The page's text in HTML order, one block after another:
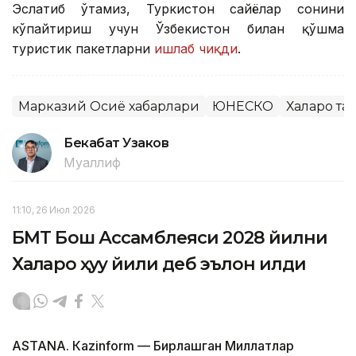
Эслатиб ўтамиз, Туркистон сайёҳлар сонини
кўпайтириш учун Ўзбекистон билан қўшма
туристик пакетларни ишлаб чиқди.
Марказий Осиё хабарлари ЮНЕСКО Халқаро
Бекабат Узаков
Муаллиф
11:10, 26 Июл 2026
БМТ Бош Ассамблеяси 2028 йилни
Халқаро ҳуқуқ йили деб эълон қилди
ASTANА. Кazinform — Бирлашган Миллатлар